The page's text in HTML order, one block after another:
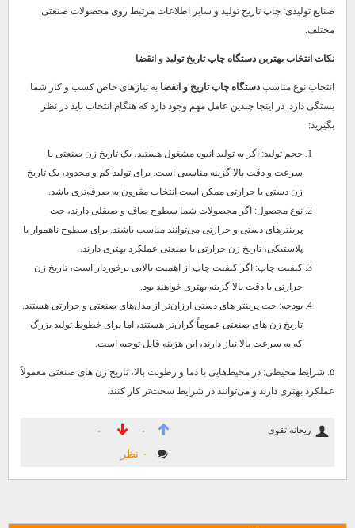
صنایع تولیدی: چاپ تاریخ تولید و سایر اطلاعات مرتبط روی محصولات صنعتی
مختلف.
نکات انتخاب بهترین دستگاه چاپ تاریخ تولید و انقضا
انتخاب نوع مناسب دستگاه چاپ تاریخ و انقضا به نیازهای خاص کسب و کار شما
بستگی دارد. در اینجا چندین عامل مهم وجود دارد که هنگام انتخاب باید در نظر
بگیرید:
حجم تولید: اگر به تولید انبوه مشغول هستید، یک تاریخ زن صنعتی با
سرعت و دقت بالا گزینه مناسبی است. برای تولید کم و محدود، یک تاریخ
زن دستی یا حرارتی ممکن است انتخاب مقرون به صرفه‌تری باشد.
نوع محصول: اگر محصولات شما سطوح صاف و صیقلی دارند، جت
پرینترهای دستی و حرارتی می‌توانند مناسب باشند. برای سطوح ناهموار یا
پلاستیکی، تاریخ زن حرارتی یا صنعتی عملکرد بهتری دارند.
کیفیت چاپ: اگر کیفیت چاپ از اهمیت بالایی برخوردار است، تاریخ زن
حرارتی با دقت بالا گزینه بهتری خواهند بود.
بودجه: جت پرینتر های دستی ارزان‌تر از مدل‌های صنعتی و حرارتی هستند.
تاریخ زن های صنعتی عموماً گران‌تر هستند، اما برای خطوط تولید بزرگ
که به سرعت بالا نیاز دارند، این هزینه قابل توجیه است.
۵. شرایط محیطی: در محیط‌هایی با دما و رطوبت بالا، تاریخ زن های صنعتی معمولاً
عملکرد بهتری دارند و می‌توانند در شرایط سخت‌تر کار کنند.
ریحانه تقوی ۰ ۰
۰ نظر